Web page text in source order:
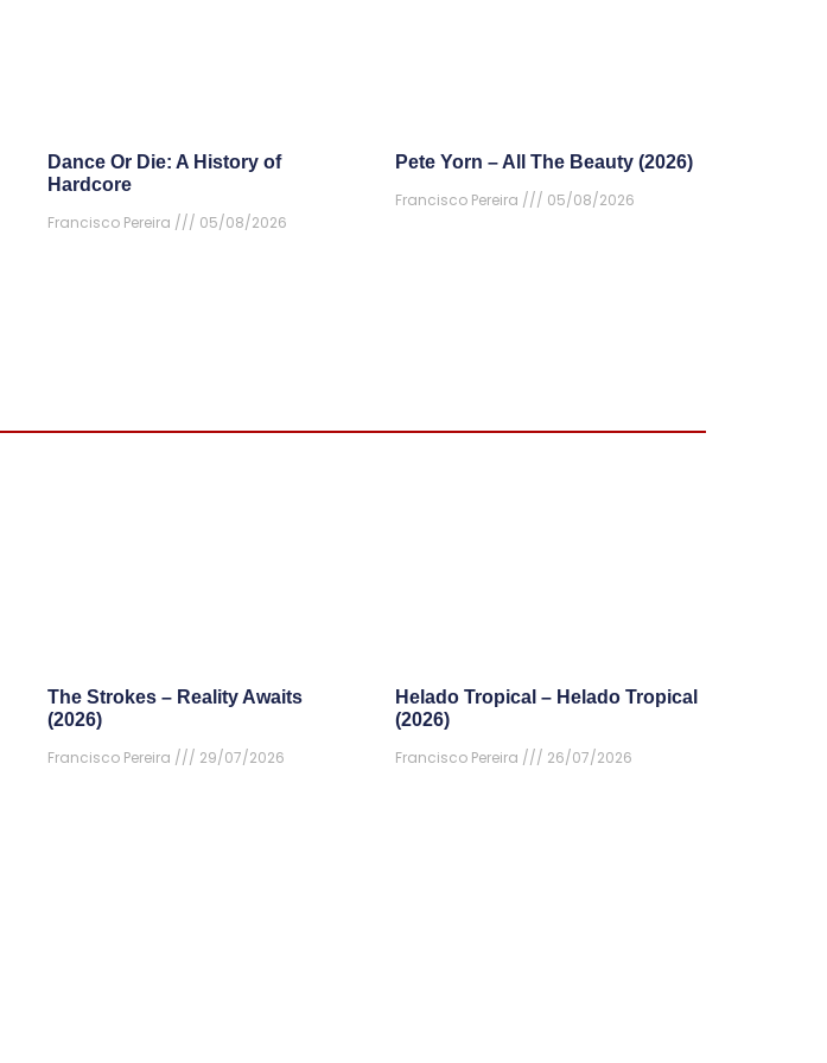
Dance Or Die: A History of
Hardcore
Francisco Pereira
05/08/2026
Pete Yorn – All The Beauty (2026)
Francisco Pereira
05/08/2026
The Strokes – Reality Awaits
(2026)
Francisco Pereira
29/07/2026
Helado Tropical – Helado Tropical
(2026)
Francisco Pereira
26/07/2026